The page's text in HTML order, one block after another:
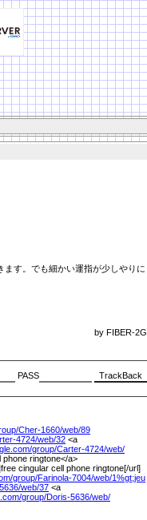
す。でも細かい運指が少しやりに
by FIBER-2G
PASS
Cher-1660/web/89
4724/web/32 <a
group/Carter-4724/web/
phone ringtone</a>
cingular cell phone ringtone[/url]
group/Farinola-7004/web/1%gt;jeu
web/37 <a
group/Doris-5636/web/